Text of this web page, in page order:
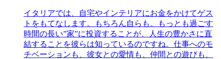
イタリアでは、自宅やインテリアにお金をかけてゲス
トをもてなします。もちろん自らも。もっとも過ごす
時間の長い”家”に投資することが、人生の豊かさに直
結することを彼らは知っているのですね。仕事へのモ
チベーションも、彼女との愛情も、仲間との遊びも、